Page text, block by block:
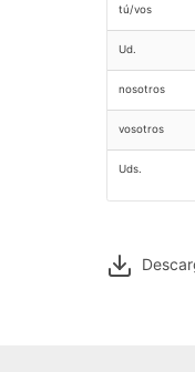
tú/vos
Ud.
nosotros
vosotros
Uds.